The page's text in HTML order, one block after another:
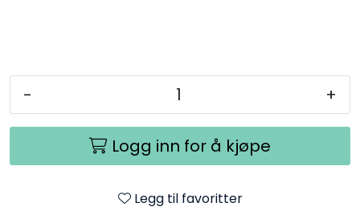
- +
Logg inn for å kjøpe
Legg til favoritter